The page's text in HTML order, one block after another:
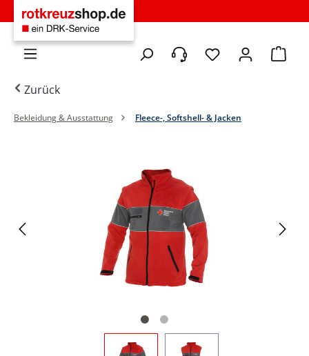
Zum Hauptinhalt springen
Du hast 0
Zurück
Bekleidung & Ausstattung Fleece-, Softshell- & Jacken